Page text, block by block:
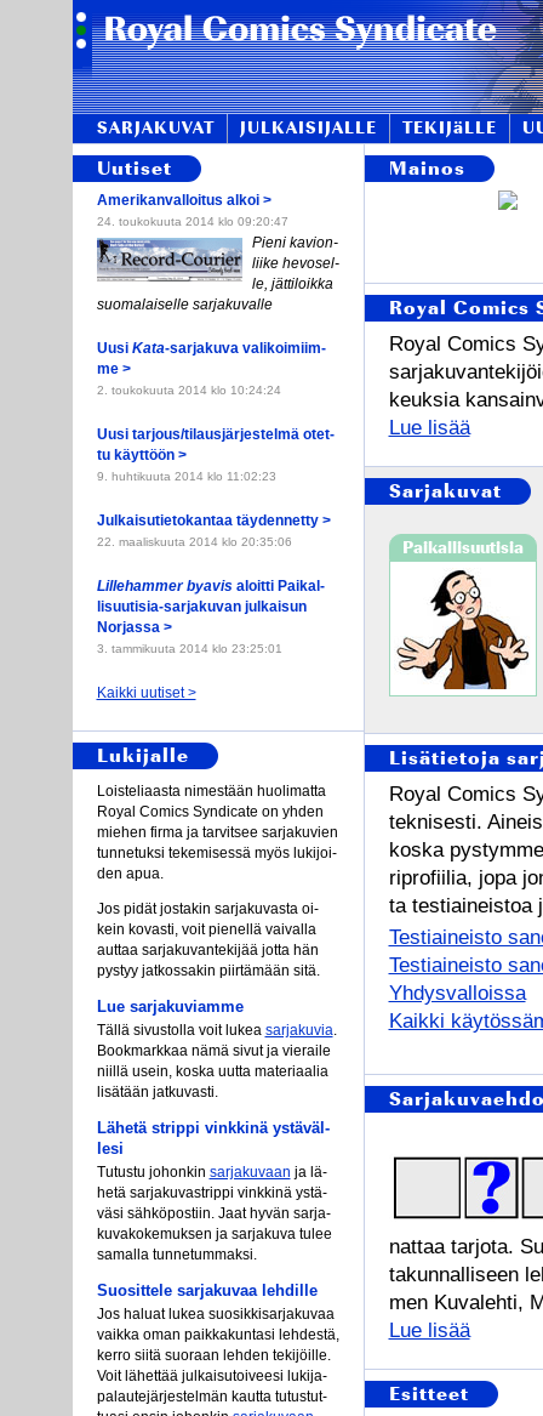
SARJAKUVAT JULKAISIJALLE TEKIJäLLE
Uutiset
Ame­ri­kan­val­loi­tus al­koi >
24. toukokuuta 2014 klo 09:20:47
Pie­ni ka­vion­
lii­ke he­vo­sel­
le, jät­ti­loik­ka
suo­ma­lai­sel­le sar­ja­ku­val­le
Uu­si Ka­ta-sar­ja­ku­va va­li­koi­miim­
me >
2. toukokuuta 2014 klo 10:24:24
Uu­si tar­jous/ti­laus­jär­jes­tel­mä otet­
tu käyt­töön >
9. huhtikuuta 2014 klo 11:02:23
Jul­kai­su­tie­to­kan­taa täy­den­net­ty >
22. maaliskuuta 2014 klo 20:35:06
Lil­le­ham­mer by­a­visaloit­ti Pai­kal­
lis­uu­ti­sia-sar­ja­ku­van jul­kai­sun
Nor­jas­sa >
3. tammikuuta 2014 klo 23:25:01
Kaikki uutiset >
Lukijalle
Lois­te­li­aas­ta ni­mes­tään huo­li­mat­ta
Ro­y­al Co­mics Syn­dica­te on yh­den
mie­hen fir­ma ja tar­vit­see sar­ja­ku­vien
tun­ne­tuk­si te­ke­mi­ses­sä myös lu­ki­joi­
den apua.
Jos pi­dät jos­ta­kin sar­ja­ku­vas­ta oi­
kein ko­vas­ti, voit pie­nel­lä vai­val­la
aut­taa sar­ja­ku­van­te­ki­jää jot­ta hän
pys­tyy jat­kos­sa­kin piir­tä­mään si­tä.
Lue sar­ja­ku­viam­me
Täl­lä si­vus­tol­la voit lu­kea sar­ja­ku­via.
Book­mark­kaa nä­mä si­vut ja vie­rai­le
niil­lä usein, kos­ka uut­ta ma­te­ri­aa­lia
li­sä­tään jat­ku­vas­ti.
Lä­he­tä st­rip­pi vink­ki­nä ys­tä­väl­
le­si
Tu­tus­tu jo­hon­kin sar­ja­ku­vaan ja lä­
he­tä sar­ja­ku­va­st­rip­pi vink­ki­nä ys­tä­
vä­si säh­kö­pos­tiin. Jaat hy­vän sar­ja­
ku­va­ko­ke­muk­sen ja sar­ja­ku­va tu­lee
sa­mal­la tun­ne­tum­mak­si.
Suo­sit­te­le sar­ja­ku­vaa leh­dil­le
Jos ha­luat lu­kea suo­sik­ki­sar­ja­ku­vaa
vaik­ka oman paik­ka­kun­ta­si leh­des­tä,
ker­ro sii­tä suo­raan leh­den te­ki­jöil­le.
Voit lä­het­tää jul­kai­su­toi­vee­si lu­ki­ja­
pa­lau­te­jär­jes­tel­män kaut­ta tu­tus­tut­
Mainos
Royal Comics
Ro­y­al Co­mics
keuk­sia
Lue lisää
Sarjakuvat
Paikallisuutisia
Lisätietoja
Ro­y­al Co­mics
tek­ni­ses­ti.
kos­ka
ri­p­ro­fii­lia, jo­pa
ta tes­tiai­neis­toa
Testiaineisto
Testiaineisto
Yhdysvalloissa
Kaikki
nat­taa tar­jo­ta.
ta­kun­nal­li­seen
men Ku­va­leh­ti,
Lue lisää
Esitteet